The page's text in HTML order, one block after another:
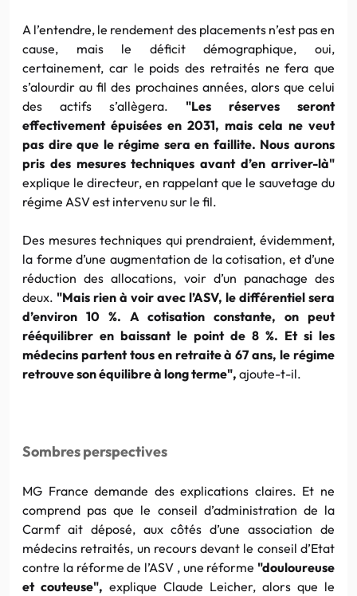
A l’entendre, le rendement des placements n’est pas en
cause, mais le déficit démographique, oui,
certainement, car le poids des retraités ne fera que
s’alourdir au fil des prochaines années, alors que celui
des actifs s’allègera. "Les réserves seront
effectivement épuisées en 2031, mais cela ne veut
pas dire que le régime sera en faillite. Nous aurons
pris des mesures techniques avant d’en arriver-là"
explique le directeur, en rappelant que le sauvetage du
régime ASV est intervenu sur le fil.
Des mesures techniques qui prendraient, évidemment,
la forme d’une augmentation de la cotisation, et d’une
réduction des allocations, voir d’un panachage des
deux. "Mais rien à voir avec l’ASV, le différentiel sera
d’environ 10 %. A cotisation constante, on peut
rééquilibrer en baissant le point de 8 %. Et si les
médecins partent tous en retraite à 67 ans, le régime
retrouve son équilibre à long terme", ajoute-t-il.
Sombres perspectives
MG France demande des explications claires. Et ne
comprend pas que le conseil d’administration de la
Carmf ait déposé, aux côtés d’une association de
médecins retraités, un recours devant le conseil d’Etat
contre la réforme de l’ASV , une réforme "douloureuse
et couteuse", explique Claude Leicher, alors que le